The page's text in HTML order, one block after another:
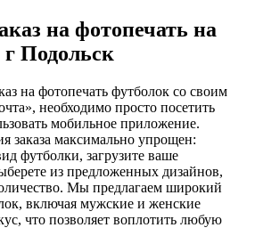
на фотопечать на
Подольск
на фотопечать футболок со своим
необходимо просто посетить
мобильное приложение.
заказа максимально упрощен:
футболки, загрузите ваше
из предложенных дизайнов,
Мы предлагаем широкий
включая мужские и женские
что позволяет воплотить любую